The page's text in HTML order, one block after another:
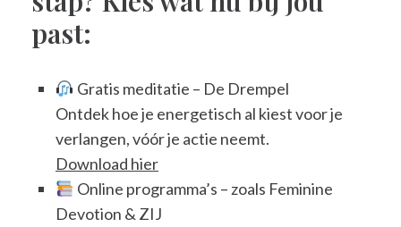
past:
Gratis meditatie – De Drempel
Ontdek hoe je energetisch al kiest voor je
verlangen, vóór je actie neemt.
Download hier
Online programma’s – zoals Feminine
Devotion & ZIJ